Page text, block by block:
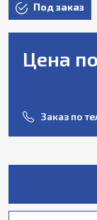
Под заказ
Цена
Заказ по